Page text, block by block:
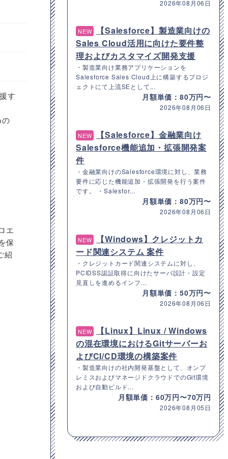
す
エ
保
紹
2026年08月06日
NEW
【Salesforce】製造業向けの
Sales Cloud活用に向けた要件整
理およびカスタマイズ開発支援
・製造業向け業務アプリケーションを
Salesforce Sales Cloud上に構築するプロジ
ェクトにて上流SEとして...
月額単価：80万円〜
2026年08月06日
NEW
【Salesforce】金融業向け
Salesforce機能追加・拡張開発案
件
・金融業向けのSalesforce環境に対し、業務
要件に応じた機能追加・拡張開発を行う案件
です。 ・Salesfor...
月額単価：80万円〜
2026年08月06日
NEW
【Windows】クレジットカ
ード関連システム 案件
・クレジットカード関連システムに対し、
PCIDSS認証取得に向けたサーバ設計・設定
見直しを進めるインフ...
月額単価：50万円〜
2026年08月06日
NEW
【Linux】Linux / Windows
の混在環境におけるGitサーバーお
よびCI/CD環境の構築案件
・製造業向けの社内開発基盤として、オンプ
レミスおよびマネージドクラウドでのGit環境
および自動ビルド...
月額単価：60万円〜70万円
2026年08月05日